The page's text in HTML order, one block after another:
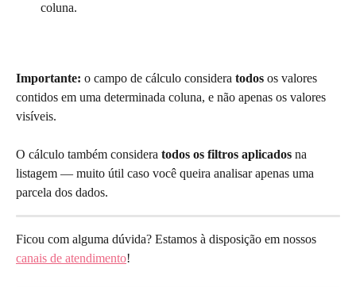
coluna.
Importante: o campo de cálculo considera todos os valores
contidos em uma determinada coluna, e não apenas os valores
visíveis.
O cálculo também considera todos os filtros aplicados na
listagem — muito útil caso você queira analisar apenas uma
parcela dos dados.
Ficou com alguma dúvida? Estamos à disposição em nossos
canais de atendimento!